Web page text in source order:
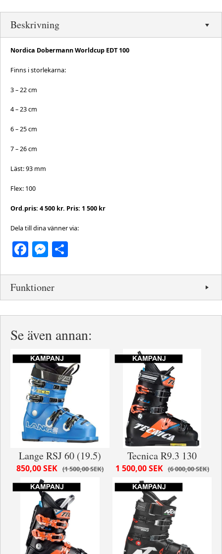
Beskrivning
Nordica Dobermann Worldcup EDT 100
Finns i storlekarna:
3 – 22 cm
4 – 23 cm
6 – 25 cm
7 – 26 cm
Läst: 93 mm
Flex: 100
Ord.pris: 4 500 kr. Pris: 1 500 kr
Dela till dina vänner via:
Facebook
Messenger
Funktioner
Se även annan:
Lange RSJ 60 (19.5)
1 500,00 SEK
850,00 SEK
Tecnica R9.3 130
6 000,00 SEK
1 500,00 SEK